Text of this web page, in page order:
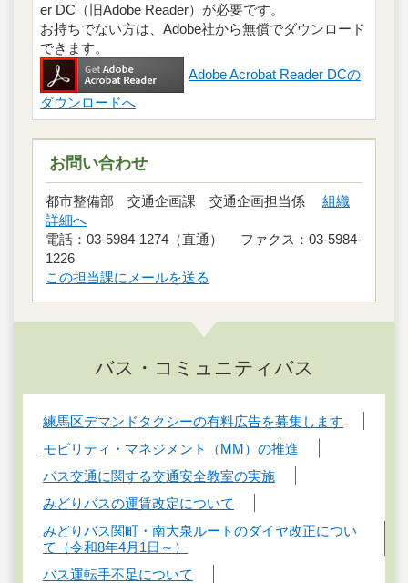
er DC（旧Adobe Reader）が必要です。
お持ちでない方は、Adobe社から無償でダウンロード
できます。
Adobe Acrobat Reader DCの
ダウンロードへ
お問い合わせ
都市整備部 交通企画課 交通企画担当係 組織
詳細へ
電話：03-5984-1274（直通） ファクス：03-5984-
1226
この担当課にメールを送る
バス・コミュニティバス
練馬区デマンドタクシーの有料広告を募集します
モビリティ・マネジメント（MM）の推進
バス交通に関する交通安全教室の実施
みどりバスの運賃改定について
みどりバス関町・南大泉ルートのダイヤ改正につい
て（令和8年4月1日～）
バス運転手不足について